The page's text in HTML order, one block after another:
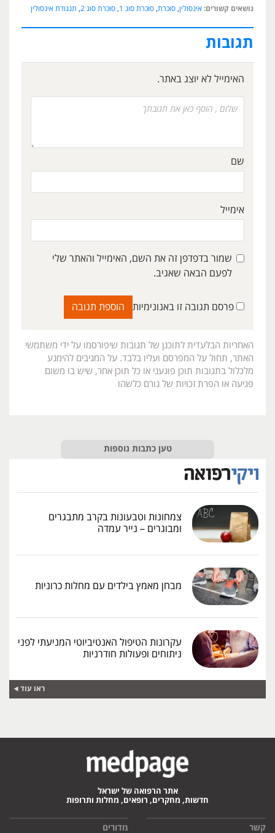
נושאים קשורים: אינסולין, סוכרת, סוכרת סוג 1 , סוכרת סוג 2 , תנגודת אינסולין
תגובות
האימייל לא יוצג באתר.
שם
אימייל
שמור בדפדפן זה את השם, האימייל והאתר שלי
לפעם הבאה שאגיב.
פרסם תגובה זו באנונימיות
האחריות הבלעדית לתוכנן של תגובות שיפורסמו על ידי משתמשי
האתר, תחול על המפרסם ועליו בלבד. על המגיבים להימנע
מלכלול בתגובות תוכן פוגעני או כל תוכן אחר, שיש בו משום
פגיעה או הפרת זכויות של גורם כלשהו
טען כתבות נוספות
צמחונות וטבעונות בקרב מתבגרים
ומבוגרים – נייר עמדה
מבחן מאמץ בילדים עם מחלות כרוניות
עקרונות הטיפול האנטיביוטי המניעתי לפני
ניתוחים ופעולות חודרניות
ראו עוד
אתר הרפואה של ישראל
חדשות, מחקרים, רופאים, מחלות ותרופות
קשר מדורים